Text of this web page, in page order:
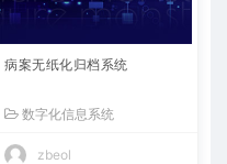
病案无纸化归档系统
数字化信息系统
zbeol